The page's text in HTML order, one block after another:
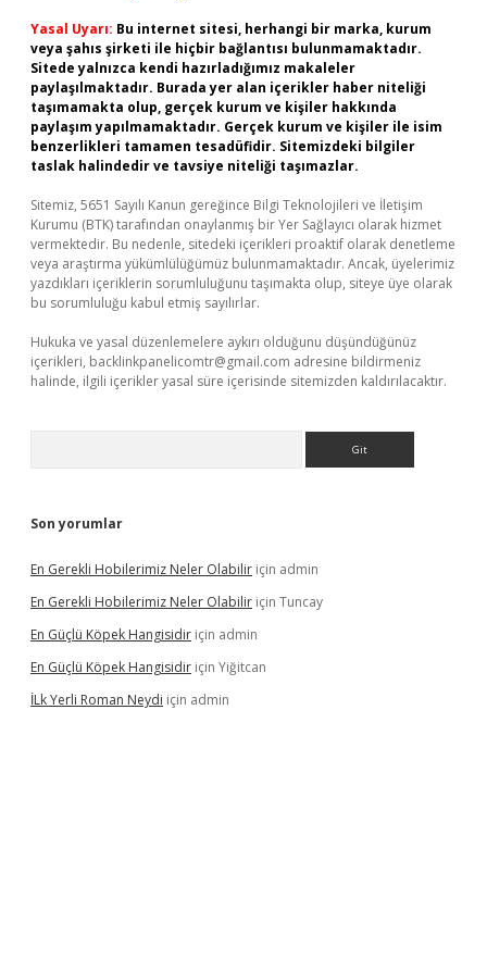
Yasal Uyarı: Bu internet sitesi, herhangi bir marka, kurum
veya şahıs şirketi ile hiçbir bağlantısı bulunmamaktadır.
Sitede yalnızca kendi hazırladığımız makaleler
paylaşılmaktadır. Burada yer alan içerikler haber niteliği
taşımamakta olup, gerçek kurum ve kişiler hakkında
paylaşım yapılmamaktadır. Gerçek kurum ve kişiler ile isim
benzerlikleri tamamen tesadüfidir. Sitemizdeki bilgiler
taslak halindedir ve tavsiye niteliği taşımazlar.
Sitemiz, 5651 Sayılı Kanun gereğince Bilgi Teknolojileri ve İletişim
Kurumu (BTK) tarafından onaylanmış bir Yer Sağlayıcı olarak hizmet
vermektedir. Bu nedenle, sitedeki içerikleri proaktif olarak denetleme
veya araştırma yükümlülüğümüz bulunmamaktadır. Ancak, üyelerimiz
yazdıkları içeriklerin sorumluluğunu taşımakta olup, siteye üye olarak
bu sorumluluğu kabul etmiş sayılırlar.
Hukuka ve yasal düzenlemelere aykırı olduğunu düşündüğünüz
içerikleri, backlinkpanelicomtr@gmail.com adresine bildirmeniz
halinde, ilgili içerikler yasal süre içerisinde sitemizden kaldırılacaktır.
Son yorumlar
En Gerekli Hobilerimiz Neler Olabilir için admin
En Gerekli Hobilerimiz Neler Olabilir için Tuncay
En Güçlü Köpek Hangisidir için admin
En Güçlü Köpek Hangisidir için Yiğitcan
İLk Yerli Roman Neydi için admin